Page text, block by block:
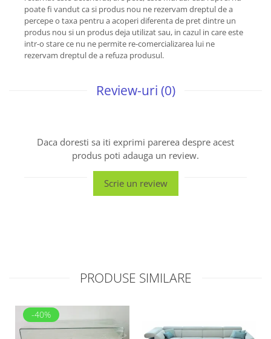
poate fi vandut ca si produs nou ne rezervam dreptul de a
percepe o taxa pentru a acoperi diferenta de pret dintre un
produs nou si un produs deja utilizat sau, in cazul in care este
intr-o stare ce nu ne permite re-comercializarea lui ne
rezervam dreptul de a refuza produsul.
Review-uri (0)
Daca doresti sa iti exprimi parerea despre acest
produs poti adauga un review.
Scrie un review
PRODUSE SIMILARE
-40%